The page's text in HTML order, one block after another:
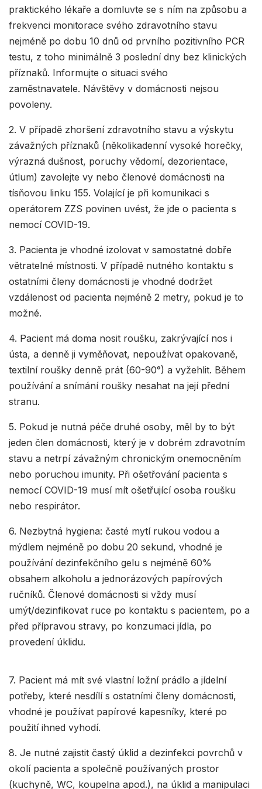
praktického lékaře a domluvte se s ním na způsobu a
frekvenci monitorace svého zdravotního stavu
nejméně po dobu 10 dnů od prvního pozitivního PCR
testu, z toho minimálně 3 poslední dny bez klinických
příznaků. Informujte o situaci svého
zaměstnavatele. Návštěvy v domácnosti nejsou
povoleny.
2. V případě zhoršení zdravotního stavu a výskytu
závažných příznaků (několikadenní vysoké horečky,
výrazná dušnost, poruchy vědomí, dezorientace,
útlum) zavolejte vy nebo členové domácnosti na
tísňovou linku 155. Volající je při komunikaci s
operátorem ZZS povinen uvést, že jde o pacienta s
nemocí COVID-19.
3. Pacienta je vhodné izolovat v samostatné dobře
větratelné místnosti. V případě nutného kontaktu s
ostatními členy domácnosti je vhodné dodržet
vzdálenost od pacienta nejméně 2 metry, pokud je to
možné.
4. Pacient má doma nosit roušku, zakrývající nos i
ústa, a denně ji vyměňovat, nepoužívat opakovaně,
textilní roušky denně prát (60-90°) a vyžehlit. Během
používání a snímání roušky nesahat na její přední
stranu.
5. Pokud je nutná péče druhé osoby, měl by to být
jeden člen domácnosti, který je v dobrém zdravotním
stavu a netrpí závažným chronickým onemocněním
nebo poruchou imunity. Při ošetřování pacienta s
nemocí COVID-19 musí mít ošetřující osoba roušku
nebo respirátor.
6. Nezbytná hygiena: časté mytí rukou vodou a
mýdlem nejméně po dobu 20 sekund, vhodné je
používání dezinfekčního gelu s nejméně 60%
obsahem alkoholu a jednorázových papírových
ručníků. Členové domácnosti si vždy musí
umýt/dezinfikovat ruce po kontaktu s pacientem, po a
před přípravou stravy, po konzumaci jídla, po
provedení úklidu.
7. Pacient má mít své vlastní ložní prádlo a jídelní
potřeby, které nesdílí s ostatními členy domácnosti,
vhodné je používat papírové kapesníky, které po
použití ihned vyhodí.
8. Je nutné zajistit častý úklid a dezinfekci povrchů v
okolí pacienta a společně používaných prostor
(kuchyně, WC, koupelna apod.), na úklid a manipulaci